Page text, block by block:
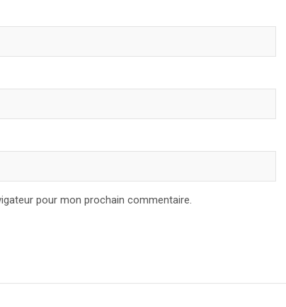
pour mon prochain commentaire.